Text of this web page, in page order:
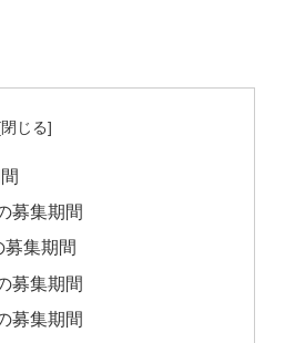
募集期間
集期間
募集期間
募集期間